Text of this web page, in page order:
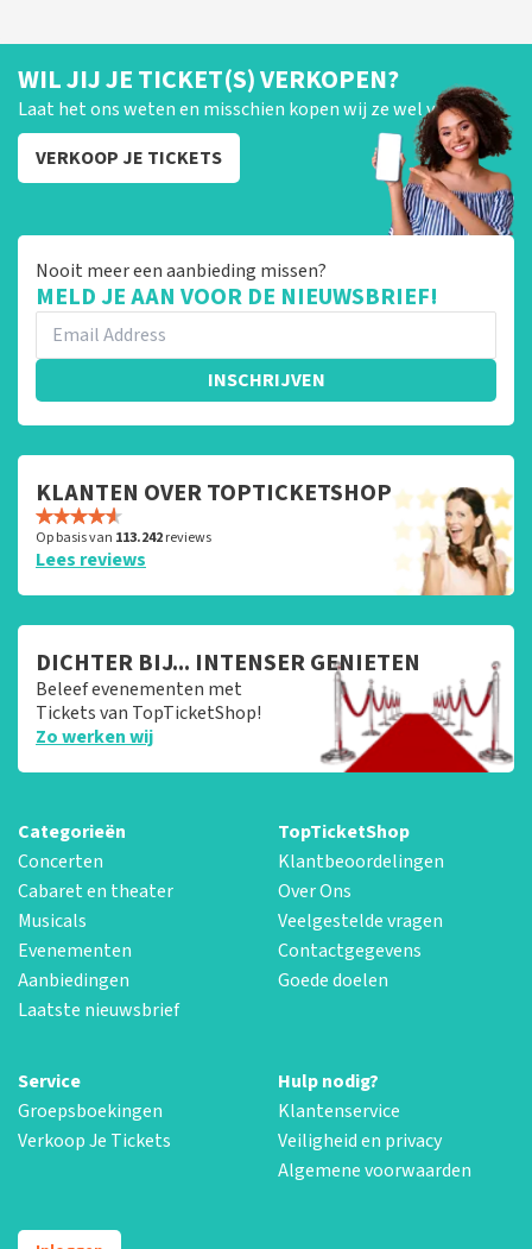
WIL JIJ JE TICKET(S) VERKOPEN?
Laat het ons weten en misschien kopen wij ze wel van je!
VERKOOP JE TICKETS
Nooit meer een aanbieding missen?
MELD JE AAN VOOR DE NIEUWSBRIEF!
INSCHRIJVEN
KLANTEN OVER TOPTICKETSHOP
Op basis van 113.242reviews
Lees reviews
DICHTER BIJ... INTENSER GENIETEN
Beleef evenementen met
Tickets van TopTicketShop!
Zo werken wij
Categorieën
Concerten
Cabaret en theater
Musicals
Evenementen
Aanbiedingen
Laatste nieuwsbrief
TopTicketShop
Klantbeoordelingen
Over Ons
Veelgestelde vragen
Contactgegevens
Goede doelen
Service
Groepsboekingen
Verkoop Je Tickets
Hulp nodig?
Klantenservice
Veiligheid en privacy
Algemene voorwaarden